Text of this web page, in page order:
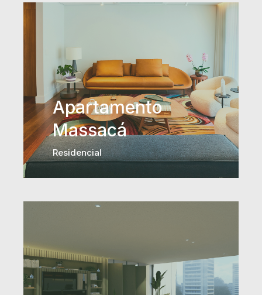
Apartamento
Massacá
Residencial